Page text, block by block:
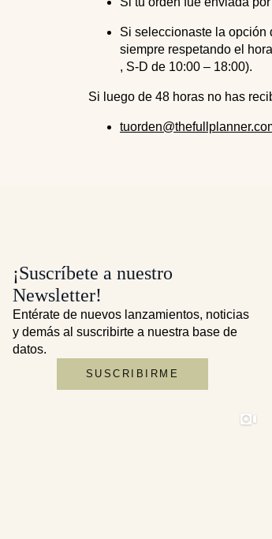
Si seleccionaste la opción
siempre respetando el
, S-D de 10:00 – 18:00).
Si luego de 48 horas no has
¡Suscríbete a nuestro
Newsletter!
Entérate de nuevos lanzamientos, noticias
y demás al suscribirte a nuestra base de
datos.
SUSCRIBIRME